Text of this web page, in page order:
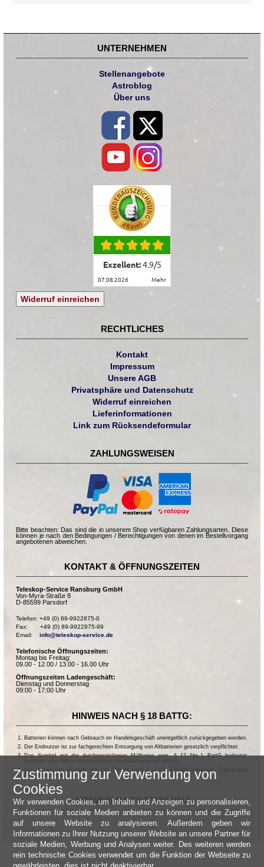
UNTERNEHMEN
Stellenangebote
Astroblog
Über uns
Exzellent:4.9/5
07.08.2026 mehr
Widerruf einreichen
RECHTLICHES
Kontakt
Impressum
Unsere AGB
Privatsphäre und Datenschutz
Widerruf einreichen
Lieferinformationen
Link zum Rücksendeformular
ZAHLUNGSWEISEN
Bitte beachten: Das sind die in unserem Shop verfügbaren Zahlungsarten. Diese
können je nach den Bedingungen / Berechtigungen von denen im Bestellvorgang
angebotenen abweichen.
KONTAKT & ÖFFNUNGSZEITEN
Teleskop-Service Ransburg GmbH
Von-Myra-Straße 8
D-85599 Parsdorf
Telefon: +49 (0) 89-9922875-0
Fax:       +49 (0) 89-9922875-99
Email: info@teleskop-service.de
Telefonische Öffnungszeiten:
Montag bis Freitag:
09.00 - 12.00 / 13.00 - 16.00 Uhr
Öffnungszeiten Ladengeschäft:
Dienstag und Donnerstag
09:00 - 17:00 Uhr
HINWEIS NACH § 18 BATTG:
Batterien können nach Gebrauch im Handelsgeschäft unentgeltlich zurückgegeben werden.
Der Endnutzer ist zur fachgerechten Entsorgung von Altbatterien gesetzlich verpflichtet.
Das Symbol mit der durchgestrichenen Mülltonne gem. § 17 Abs.1 BattG bedeutet:
Die chemischen Symbole Hg, Cd, und Pb nach § 17 Abs.3 BattG bedeuten: Quecksilber,
Cadmium und Blei.
HINWEIS NACH 2013/11/EU
Zustimmung zur Verwendung von
Cookies
Wir verwenden Cookies, um Inhalte und Anzeigen zu personalisieren,
Funktionen für soziale Medien anbieten zu können und die Zugriffe
auf unsere Website zu analysieren. Außerdem geben wir
Informationen zu Ihrer Nutzung unserer Website an unsere Partner für
soziale Medien, Werbung und Analysen weiter. Des weiteren werden
rein technische Cookies verwendet um die Funktion der Webseite zu